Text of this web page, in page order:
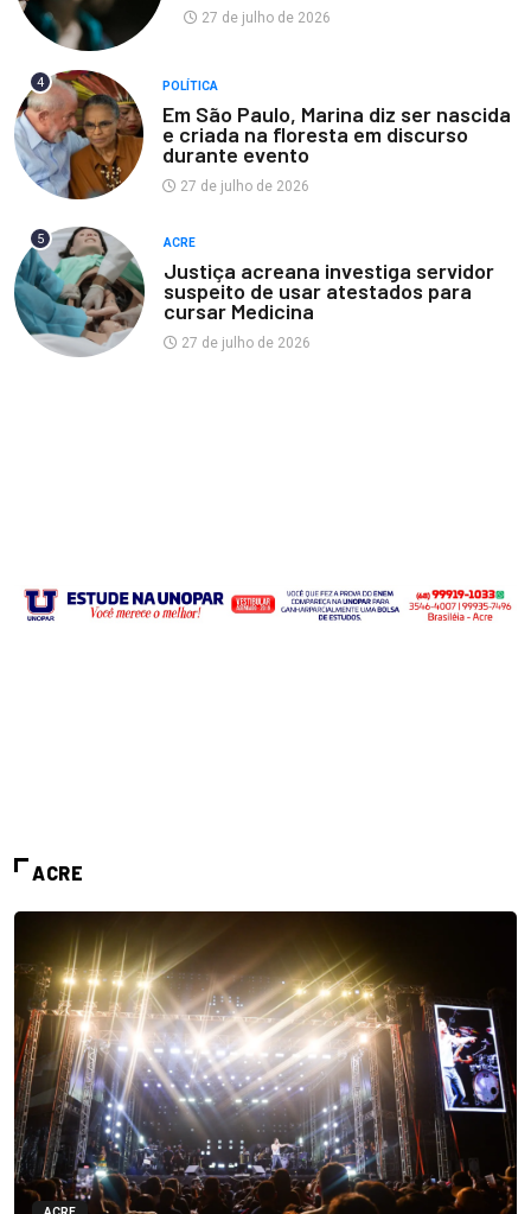
27 de julho de 2026
4 POLÍTICA
Em São Paulo, Marina diz ser nascida
e criada na floresta em discurso
durante evento
27 de julho de 2026
5 ACRE
Justiça acreana investiga servidor
suspeito de usar atestados para
cursar Medicina
27 de julho de 2026
ACRE